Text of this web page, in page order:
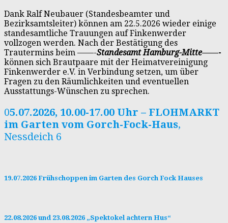
Dank Ralf Neubauer (Standesbeamter und
Bezirksamtsleiter) können am 22.5.2026 wieder einige
standesamtliche Trauungen auf Finkenwerder
vollzogen werden. Nach der Bestätigung des
Trautermins beim ——-Standesamt Hamburg-Mitte——-
können sich Brautpaare mit der Heimatvereinigung
Finkenwerder e.V. in Verbindung setzen, um über
Fragen zu den Räumlichkeiten und eventuellen
Ausstattungs-Wünschen zu sprechen.
05.07.2026, 10.00-17.00 Uhr – FLOHMARKT
im Garten vom Gorch-Fock-Haus,
Nessdeich 6
19.07.2026 Frühschoppen im Garten des Gorch Fock Hauses
22.08.2026 und 23.08.2026 „Spektokel achtern Hus“